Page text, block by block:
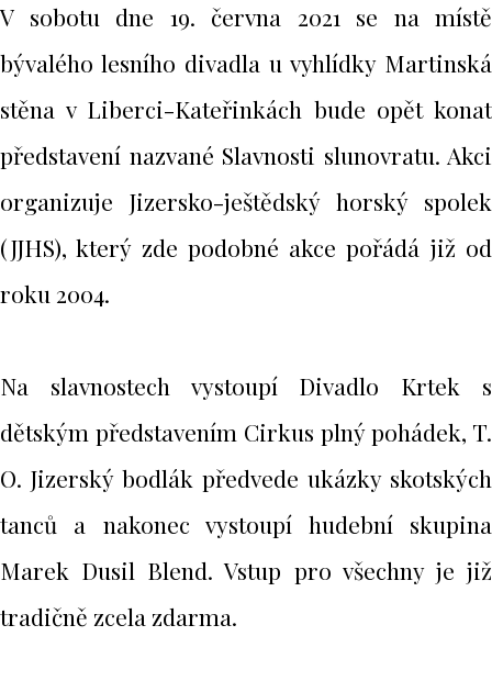
V sobotu dne 19. června 2021 se na místě
bývalého lesního divadla u vyhlídky Martinská
stěna v Liberci-Kateřinkách bude opět konat
představení nazvané Slavnosti slunovratu. Akci
organizuje Jizersko-ještědský horský spolek
(JJHS), který zde podobné akce pořádá již od
roku 2004.
Na slavnostech vystoupí Divadlo Krtek s
dětským představením Cirkus plný pohádek, T.
O. Jizerský bodlák předvede ukázky skotských
tanců a nakonec vystoupí hudební skupina
Marek Dusil Blend. Vstup pro všechny je již
tradičně zcela zdarma.